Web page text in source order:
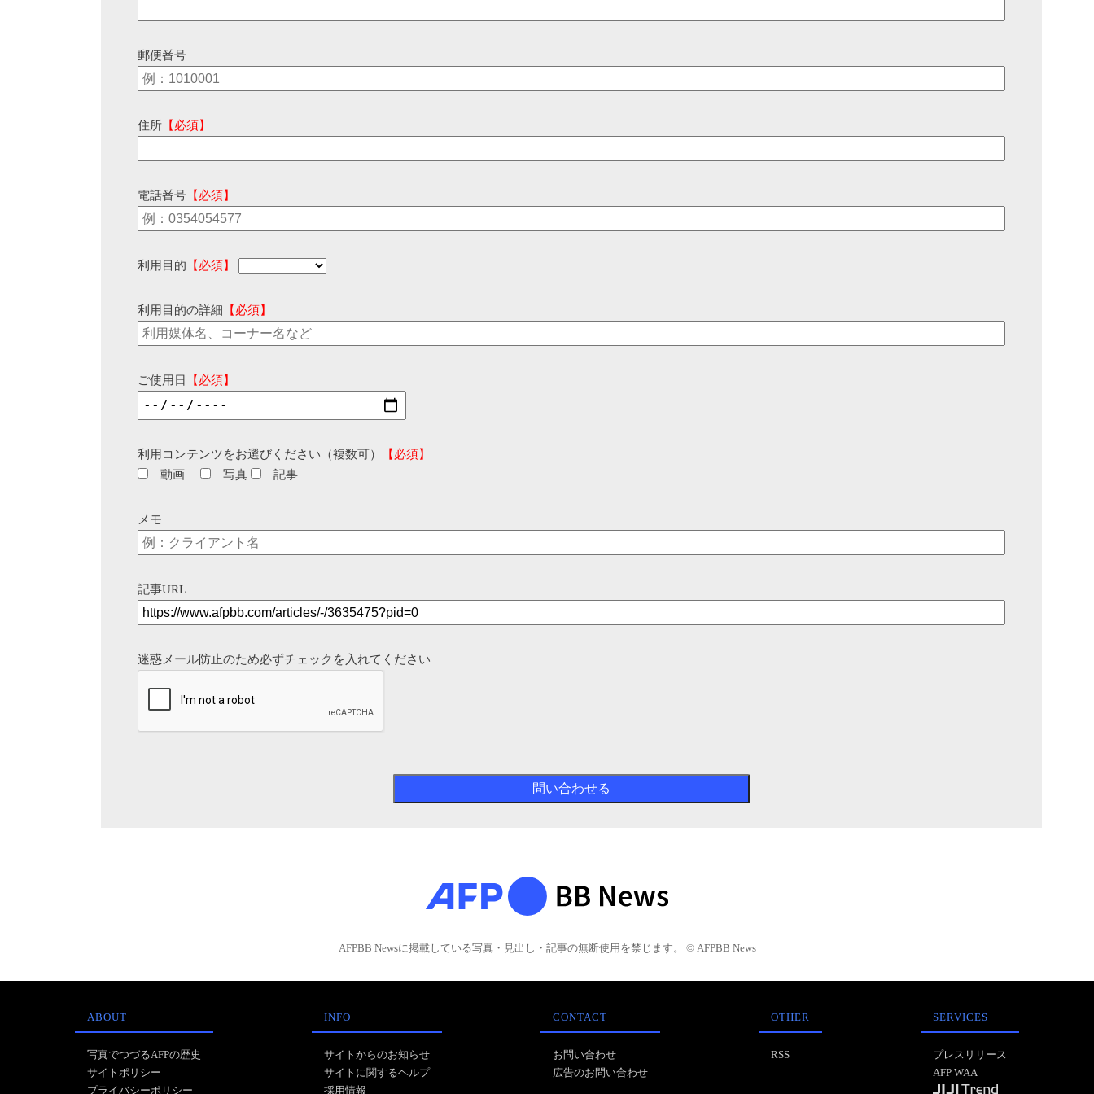
郵便番号
住所 【必須】
電話番号 【必須】
利用目的 【必須】
利用目的の詳細 【必須】
ご使用日 【必須】
利用コンテンツをお選びください（複数可）
【必須】
動画
写真 記事
メモ
記事URL
迷惑メール防止のため必ずチェックを入れてください
AFPBB Newsに掲載している写真・見出し・記事の無断使用を禁じます。 © AFPBB News
ABOUT
写真でつづるAFPの歴史
サイトポリシー
プライバシーポリシー
INFO
サイトからのお知らせ
サイトに関するヘルプ
採用情報
CONTACT
お問い合わせ
広告のお問い合わせ
OTHER
RSS
SERVICES
プレスリリース
AFP WAA